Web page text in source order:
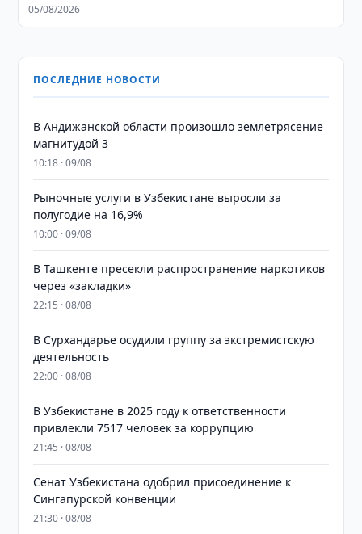
05/08/2026
ПОСЛЕДНИЕ НОВОСТИ
В Андижанской области произошло землетрясение
магнитудой 3
10:18 · 09/08
Рыночные услуги в Узбекистане выросли за
полугодие на 16,9%
10:00 · 09/08
В Ташкенте пресекли распространение наркотиков
через «закладки»
22:15 · 08/08
В Сурхандарье осудили группу за экстремистскую
деятельность
22:00 · 08/08
В Узбекистане в 2025 году к ответственности
привлекли 7517 человек за коррупцию
21:45 · 08/08
Сенат Узбекистана одобрил присоединение к
Сингапурской конвенции
21:30 · 08/08